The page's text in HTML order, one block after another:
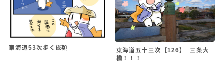
東海道53次歩く総額
東海道五十三次【126】_三条大
橋！！！